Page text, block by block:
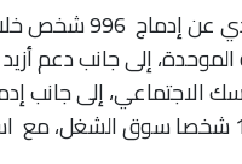
وعلى مستوى الإدماج الاقتصادي
إلى جانب